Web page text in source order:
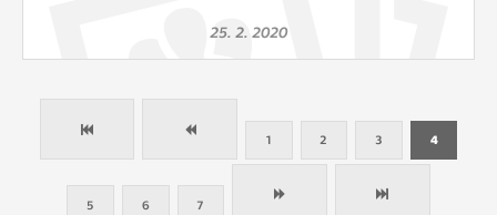
25. 2. 2020
1 2 3 4
5 6 7